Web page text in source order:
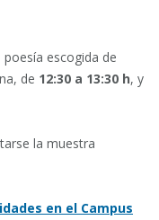
escogida de
de 12:30 a 13:30 h, y
la muestra
en el Campus